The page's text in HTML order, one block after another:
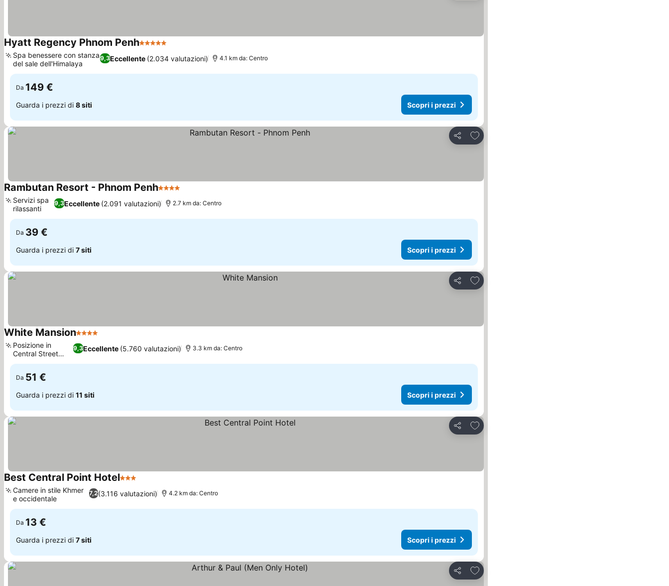
Hyatt Regency Phnom Penh5 Stelle
9,3Eccellente (2.034 valutazioni)
Spa benessere con stanza
del sale dell'Himalaya
4.1 km da: Centro
Da 149 €
Guarda i prezzi di 8 siti Scopri i prezzi
Condividi
Aggiungi ai preferiti
Rambutan Resort - Phnom Penh4 Stelle
9,3Eccellente (2.091 valutazioni)
Servizi spa
rilassanti
2.7 km da: Centro
Da 39 €
Guarda i prezzi di 7 siti Scopri i prezzi
Condividi
Aggiungi ai preferiti
White Mansion4 Stelle
9,3Eccellente (5.760 valutazioni)
Posizione in
Central Street
240
3.3 km da: Centro
Da 51 €
Guarda i prezzi di 11 siti Scopri i prezzi
Condividi
Aggiungi ai preferiti
Best Central Point Hotel3 Stelle
7,2(3.116 valutazioni)
Camere in stile Khmer
e occidentale
4.2 km da: Centro
Da 13 €
Guarda i prezzi di 7 siti Scopri i prezzi
Condividi
Aggiungi ai preferiti